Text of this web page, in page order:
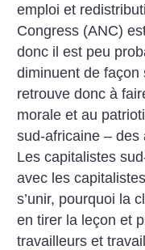
emploi et
Congress (ANC)
donc il est peu
diminuent de façon
retrouve donc à
morale et au
sud-africaine – des
Les capitalistes
avec les
s’unir, pourquoi la
en tirer la leçon et
travailleurs et